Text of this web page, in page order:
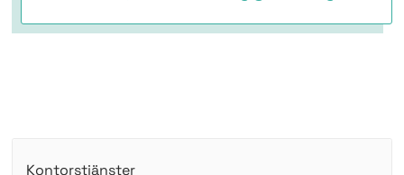
Kontorstjänster